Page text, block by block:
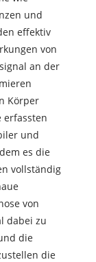
und
effektiv
von
an der
Körper
erfassten
und
es die
vollständig
von
dabei zu
die
die